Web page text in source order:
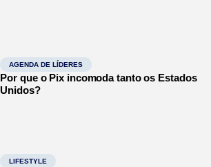
AGENDA DE LÍDERES
Por que o Pix incomoda tanto os Estados
Unidos?
LIFESTYLE